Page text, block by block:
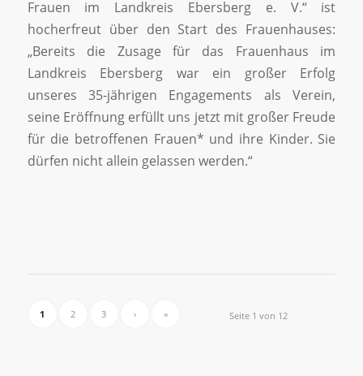
Frauen im Landkreis Ebersberg e. V.“ ist
hocherfreut über den Start des Frauenhauses:
„Bereits die Zusage für das Frauenhaus im
Landkreis Ebersberg war ein großer Erfolg
unseres 35-jährigen Engagements als Verein,
seine Eröffnung erfüllt uns jetzt mit großer Freude
für die betroffenen Frauen* und ihre Kinder. Sie
dürfen nicht allein gelassen werden.“
Seite 1 von 12
1 2 3 › »